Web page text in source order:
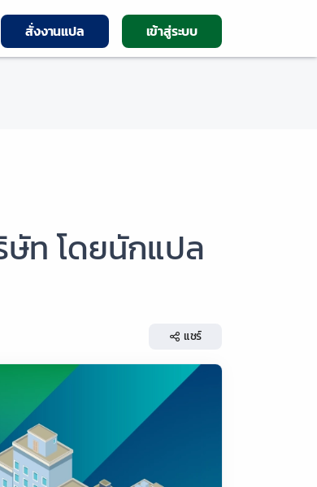
สั่งงานแปล เข้าสู่ระบบ
ท โดยนักแปล
แชร์